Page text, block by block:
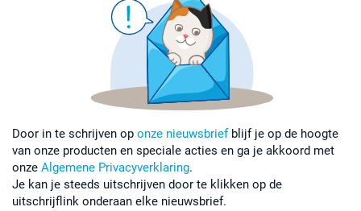
Door in te schrijven op onze nieuwsbriefblijf je op de hoogte
van onze producten en speciale acties en ga je akkoord met
onze Algemene Privacyverklaring.
Je kan je steeds uitschrijven door te klikken op de
uitschrijflink onderaan elke nieuwsbrief.